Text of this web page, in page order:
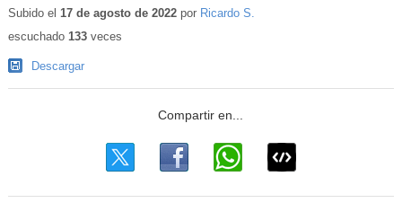
Subido el 17 de agosto de 2022por Ricardo S.
escuchado 133veces
Descargar